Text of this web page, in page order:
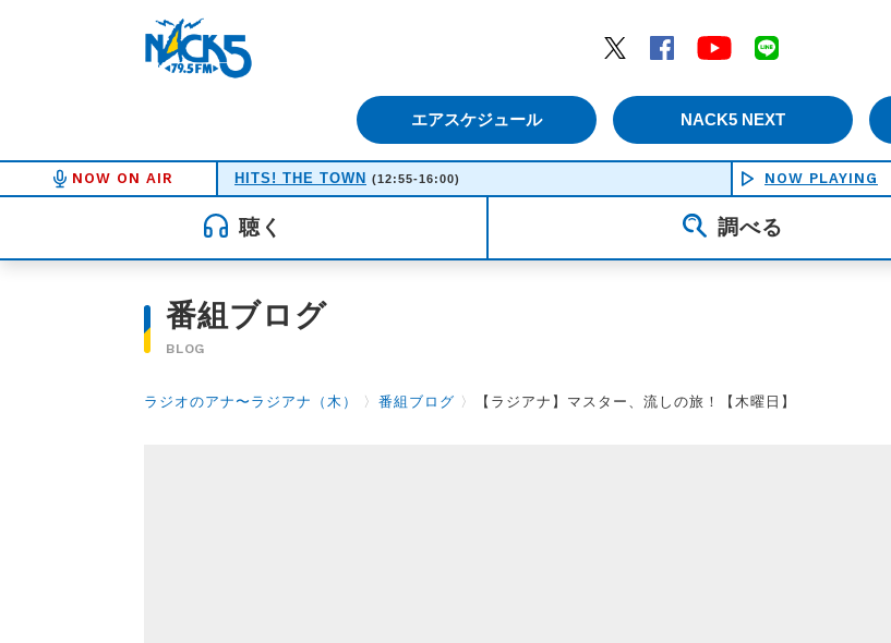
Twitter
Facebook YouTube
エアスケジュール NACK5 NEXT
NOW ON AIR HITS! THE TOWN (12:55-16:00) NOW PLAYING
聴く 調べる
番組ブログ
BLOG
ラジオのアナ〜ラジアナ（木） 〉 番組ブログ 〉 【ラジアナ】マスター、流しの旅！【木曜日】